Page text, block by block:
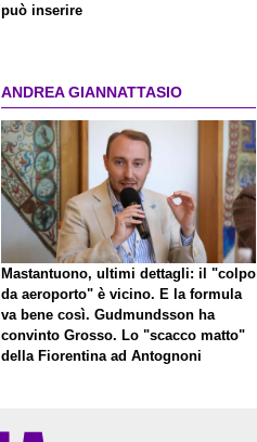
può inserire
ANDREA GIANNATTASIO
Mastantuono, ultimi dettagli: il "colpo
da aeroporto" è vicino. E la formula
va bene così. Gudmundsson ha
convinto Grosso. Lo "scacco matto"
della Fiorentina ad Antognoni